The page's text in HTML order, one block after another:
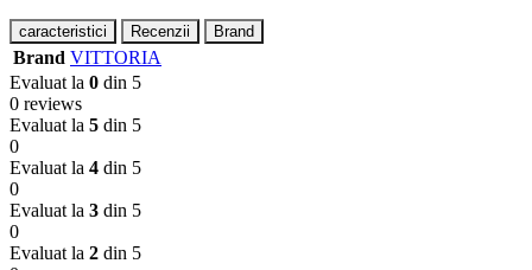
caracteristici Recenzii Brand
Brand VITTORIA
Evaluat la 0 din 5
0 reviews
Evaluat la 5 din 5
0
Evaluat la 4 din 5
0
Evaluat la 3 din 5
0
Evaluat la 2 din 5